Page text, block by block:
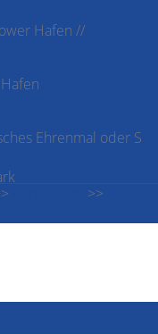
Hafen //
Ehrenmal oder S
>>